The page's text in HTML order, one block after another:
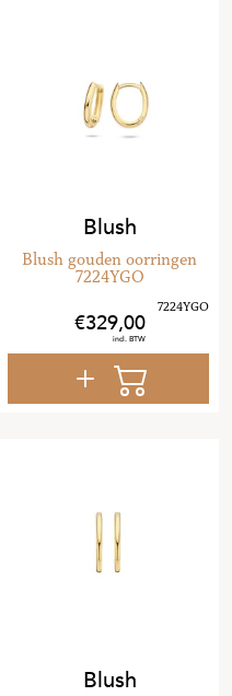
Blush
Blush gouden oorringen
7224YGO
329,00
Blush